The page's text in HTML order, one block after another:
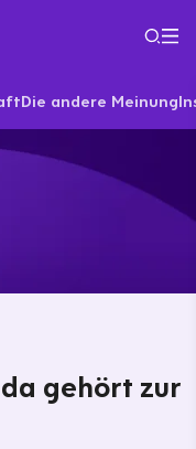
Die andere Meinung
gehört zur